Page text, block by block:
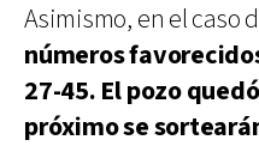
Asimismo, en el caso
números
27-45. El pozo
próximo se